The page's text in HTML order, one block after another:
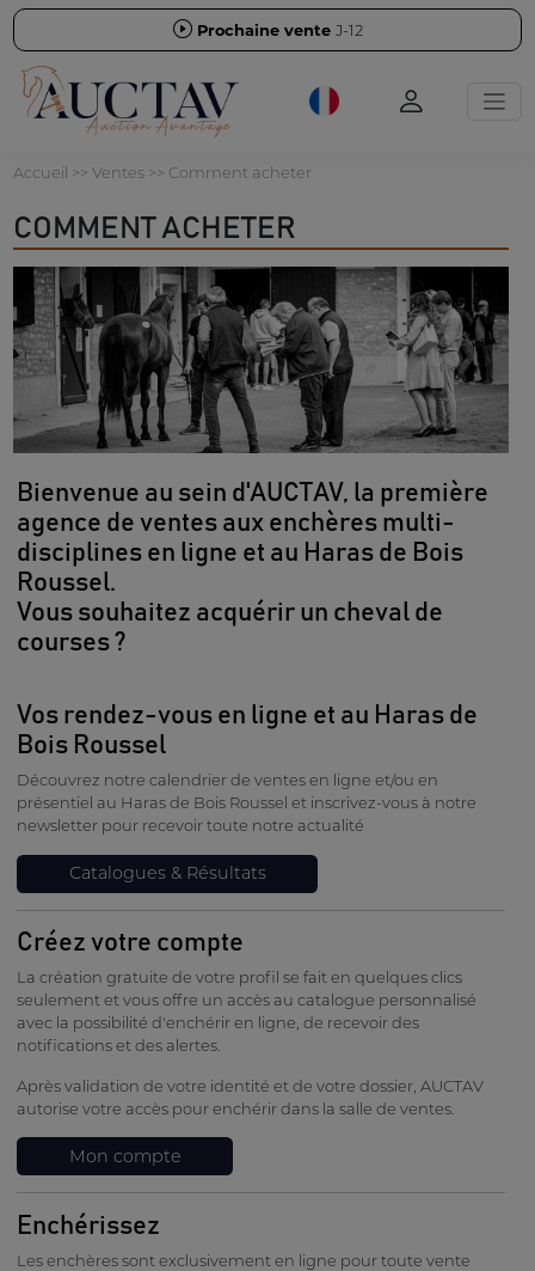
Prochaine vente J-12
Accueil >> Ventes >> Comment acheter
COMMENT ACHETER
Bienvenue au sein d'AUCTAV, la première
agence de ventes aux enchères multi-
disciplines en ligne et au Haras de Bois
Roussel.
Vous souhaitez acquérir un cheval de
courses ?
Vos rendez-vous en ligne et au Haras de
Bois Roussel
Découvrez notre calendrier de ventes en ligne et/ou en
présentiel au Haras de Bois Roussel et inscrivez-vous à notre
newsletter pour recevoir toute notre actualité
Catalogues & Résultats
Créez votre compte
La création gratuite de votre profil se fait en quelques clics
seulement et vous offre un accès au catalogue personnalisé
avec la possibilité d'enchérir en ligne, de recevoir des
notifications et des alertes.
Après validation de votre identité et de votre dossier, AUCTAV
autorise votre accès pour enchérir dans la salle de ventes.
Mon compte
Enchérissez
Les enchères sont exclusivement en ligne pour toute vente